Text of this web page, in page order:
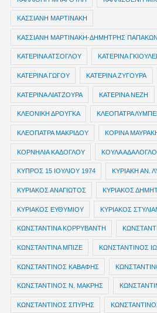
ΚΑΣΣΙΑΝΗ ΜΑΡΤΙΝΑΚΗ
ΚΑΣΣΙΑΝΗ ΜΑΡΤΙΝΑΚΗ-ΔΗΜΗΤΡΗΣ
ΚΑΤΕΡΙΝΑ ΑΤΣΟΓΛΟΥ ΚΑΤΕΡΙΝΑ
ΚΑΤΕΡΙΝΑ ΓΩΓΟΥ ΚΑΤΕΡΙΝΑ ΖΥΓΟΥΡΑ
ΚΑΤΕΡΙΝΑ ΛΙΑΤΖΟΥΡΑ ΚΑΤΕΡΙΝΑ ΝΕΖΗ
ΚΛΕΟΝΙΚΗ ΔΡΟΥΓΚΑ ΚΛΕΟΠΑΤΡΑ
ΚΛΕΟΠΑΤΡΑ ΜΑΚΡΙΔΟΥ ΚΟΡΙΝΑ
ΚΟΡΝΗΛΙΑ ΚΑΔΟΓΛΟΥ ΚΟΥΛΑ
ΚΥΠΡΟΣ 15 ΙΟΥΛΙΟΥ 1974 ΚΥΡΙΑΚΗ ΑΝ.
ΚΥΡΙΑΚΟΣ ΑΝΑΓΙΩΤΟΣ ΚΥΡΙΑΚΟΣ
ΚΥΡΙΑΚΟΣ ΕΥΘΥΜΙΟΥ ΚΥΡΙΑΚΟΣ
ΚΩΝΣΤΑΝΤΙΝΑ ΚΟΡΡΥΒΑΝΤΗ
ΚΩΝΣΤΑΝΤΙΝΑ ΜΠΙΖΕ ΚΩΝΣΤΑΝΤΙΝΟΣ
ΚΩΝΣΤΑΝΤΙΝΟΣ ΚΑΒΑΦΗΣ
ΚΩΝΣΤΑΝΤΙΝΟΣ Ν. ΜΑΚΡΗΣ
ΚΩΝΣΤΑΝΤΙΝΟΣ ΣΠΥΡΗΣ